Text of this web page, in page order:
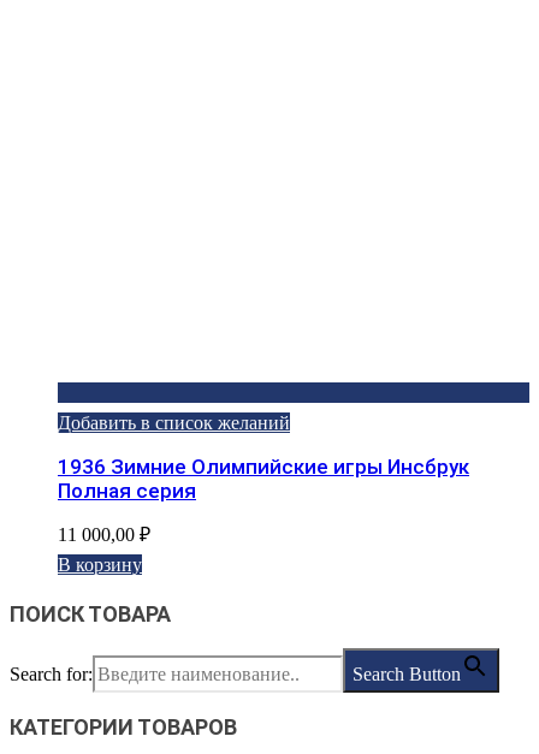
Добавить в список желаний
1936 Зимние Олимпийские игры Инсбрук
Полная серия
11 000,00 ₽
В корзину
ПОИСК ТОВАРА
Search for: Search Button
КАТЕГОРИИ ТОВАРОВ